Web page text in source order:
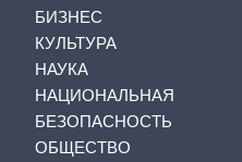
БИЗНЕС
КУЛЬТУРА
НАУКА
НАЦИОНАЛЬНАЯ
БЕЗОПАСНОСТЬ
ОБЩЕСТВО